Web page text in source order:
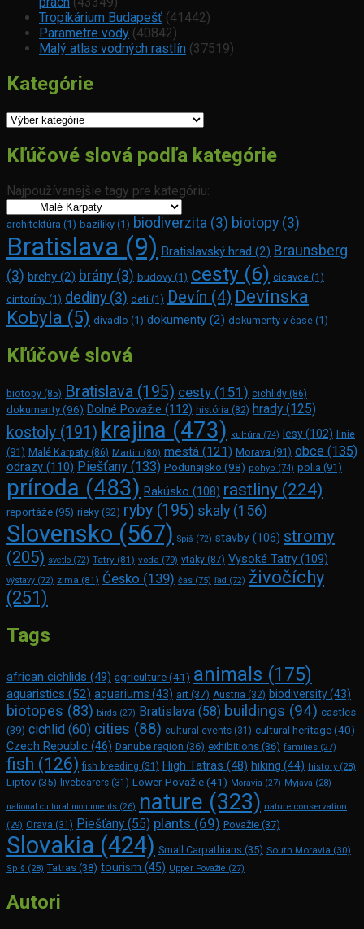
Tropikárium Budapešť (41442)
Parametre vody (40842)
Malý atlas vodných rastlín (37519)
Kategórie
Kategórie
Kľúčové slová podľa kategórie
Najpoužívanejšie tagy pre kategóriu:
architektúra (1) baziliky (1) biodiverzita (3) biotopy (3)
Bratislava (9) Bratislavský hrad (2) Braunsberg
(3) brehy (2) brány (3) budovy (1) cesty (6) cicavce (1)
cintoríny (1) dediny (3) deti (1) Devín (4) Devínska
Kobyla (5) divadlo (1) dokumenty (2) dokumenty v čase (1)
Kľúčové slová
biotopy (85) Bratislava (195) cesty (151) cichlidy (86)
dokumenty (96) Dolné Považie (112) história (82) hrady (125)
kostoly (191) krajina (473) kultúra (74) lesy(102) línie
(91) Malé Karpaty (86) Martin (80) mestá (121) Morava (91) obce (135)
odrazy (110) Piešťany (133) Podunajsko (98) pohyb (74) polia (91)
príroda (483) Rakúsko (108) rastliny (224)
reportáže (95) rieky (92) ryby (195) skaly (156)
Slovensko (567) Spiš (72) stavby (106) stromy
(205) svetlo (72) Tatry (81) voda (79) vtáky (87) Vysoké Tatry (109)
výstavy (72) zima (81) Česko (139) čas (75) ľad (72) živočíchy
(251)
Tags
african cichlids (49) agriculture(41) animals (175)
aquaristics (52) aquariums (43) art (37) Austria (32) biodiversity(43)
biotopes (83) birds (27) Bratislava (58) buildings (94) castles
(39) cichlid (60) cities (88) cultural events (31) cultural heritage (40)
Czech Republic (46) Danube region (36) exhibitions (36) families (27)
fish (126) fish breeding (31) High Tatras (48) hiking (44) history (28)
Liptov (35) livebearers (31) Lower Považie(41) Moravia (27) Myjava (28)
national cultural monuments (26) nature (323) nature conservation
(29) Orava (31) Piešťany (55) plants (69) Považie (37)
Slovakia (424) Small Carpathians (35) South Moravia (30)
Spiš (28) Tatras (38) tourism (45) Upper Považie (27)
Autori